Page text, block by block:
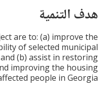
Project are to: (a)
reliability of selected
and (b) assist in
and improving the
affected people in